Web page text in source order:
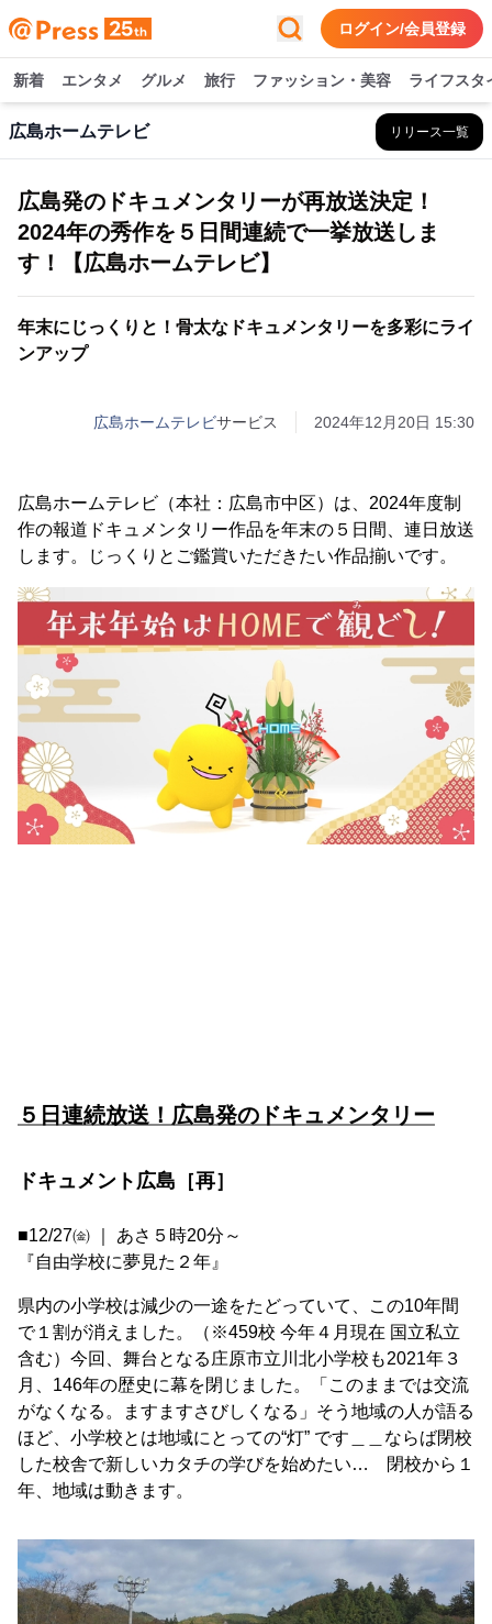
ログイン/会員登録
新着 エンタメ グルメ 旅行 ファッション・美容 ライフスタ
広島ホームテレビ リリース一覧
広島発のドキュメンタリーが再放送決定！
2024年の秀作を５日間連続で一挙放送しま
す！【広島ホームテレビ】
年末にじっくりと！骨太なドキュメンタリーを多彩にライ
ンアップ
広島ホームテレビサービス 2024年12月20日 15:30
広島ホームテレビ（本社：広島市中区）は、2024年度制
作の報道ドキュメンタリー作品を年末の５日間、連日放送
します。じっくりとご鑑賞いただきたい作品揃いです。
５日連続放送！広島発のドキュメンタリー
ドキュメント広島［再］
■12/27㈮ ｜ あさ５時20分～
『自由学校に夢見た２年』
県内の小学校は減少の一途をたどっていて、この10年間
で１割が消えました。（※459校 今年４月現在 国立私立
含む）今回、舞台となる庄原市立川北小学校も2021年３
月、146年の歴史に幕を閉じました。「このままでは交流
がなくなる。ますますさびしくなる」そう地域の人が語る
ほど、小学校とは地域にとっての“灯” です＿＿ならば閉校
した校舎で新しいカタチの学びを始めたい… 閉校から１
年、地域は動きます。